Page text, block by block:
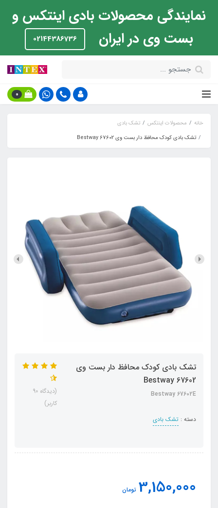
نمایندگی محصولات بادی اینتکس و
بست وی در ایران
02144386736
0
خانه محصولات اینتکس
تشک بادی
تشک بادی کودک محافظ دار بست وی Bestway 67602
تشک بادی کودک محافظ دار بست وی
Bestway 67602
Bestway 67602E
دسته : تشک بادی
(دیدگاه 90
کاربر)
3,150,000 تومان